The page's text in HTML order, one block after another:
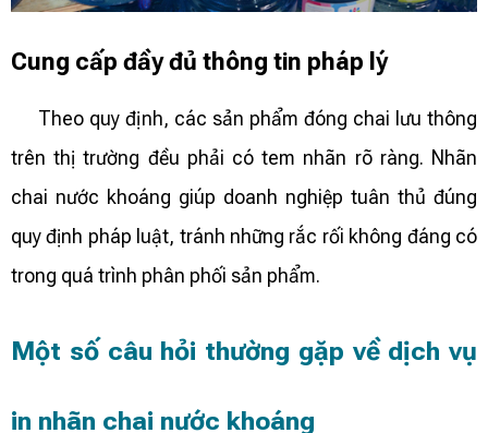
Cung cấp đầy đủ thông tin pháp lý
Theo quy định, các sản phẩm đóng chai lưu thông
trên thị trường đều phải có tem nhãn rõ ràng. Nhãn
chai nước khoáng giúp doanh nghiệp tuân thủ đúng
quy định pháp luật, tránh những rắc rối không đáng có
trong quá trình phân phối sản phẩm.
Một số câu hỏi thường gặp về dịch vụ
in nhãn chai nước khoáng